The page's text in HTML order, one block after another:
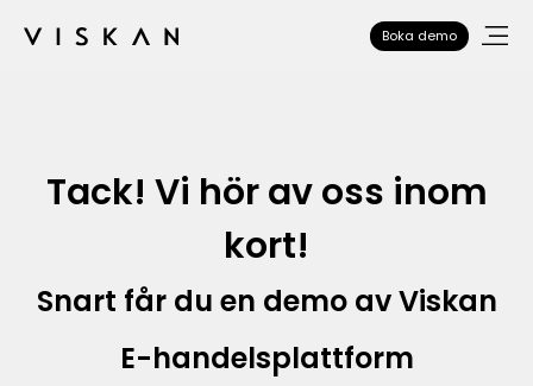
Boka demo
Tack! Vi hör av oss inom
kort!
Snart får du en demo av Viskan
E-handelsplattform